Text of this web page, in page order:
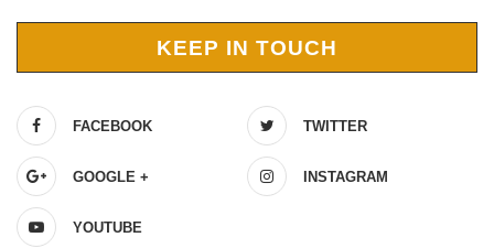
KEEP IN TOUCH
FACEBOOK TWITTER
GOOGLE + INSTAGRAM
YOUTUBE